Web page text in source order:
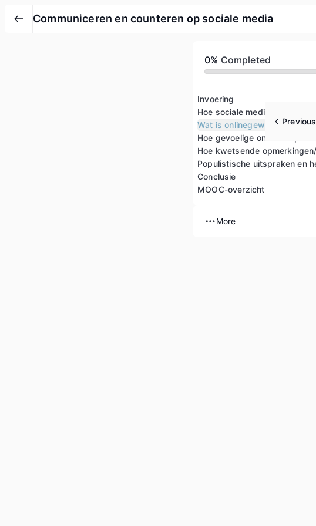
Communiceren en counteren op sociale media
0% Completed
Invoering
Hoe sociale media werken
Wat is onlinegeweld
Conclusie
MOOC-overzicht
More
Previous